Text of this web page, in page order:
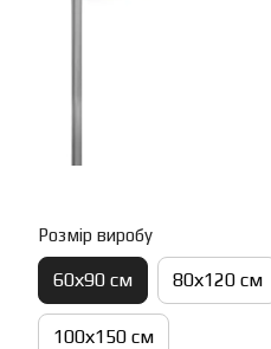
Розмір виробу
60х90 см 80х120 см
100х150 см